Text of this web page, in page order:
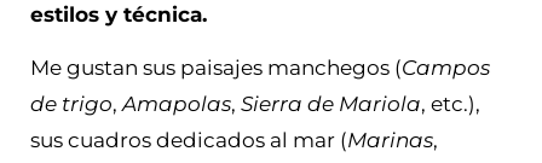
estilos y técnica.
Me gustan sus paisajes manchegos (Campos
de trigo,Amapolas, Sierra de Mariola, etc.),
sus cuadros dedicados al mar (Marinas,